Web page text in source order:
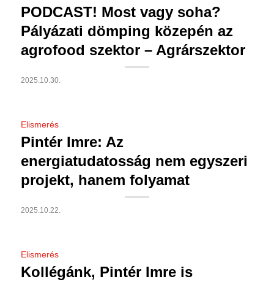
PODCAST! Most vagy soha?
Pályázati dömping közepén az
agrofood szektor – Agrárszektor
2025.10.30.
Elismerés
Pintér Imre: Az
energiatudatosság nem egyszeri
projekt, hanem folyamat
2025.10.22.
Elismerés
Kollégánk, Pintér Imre is